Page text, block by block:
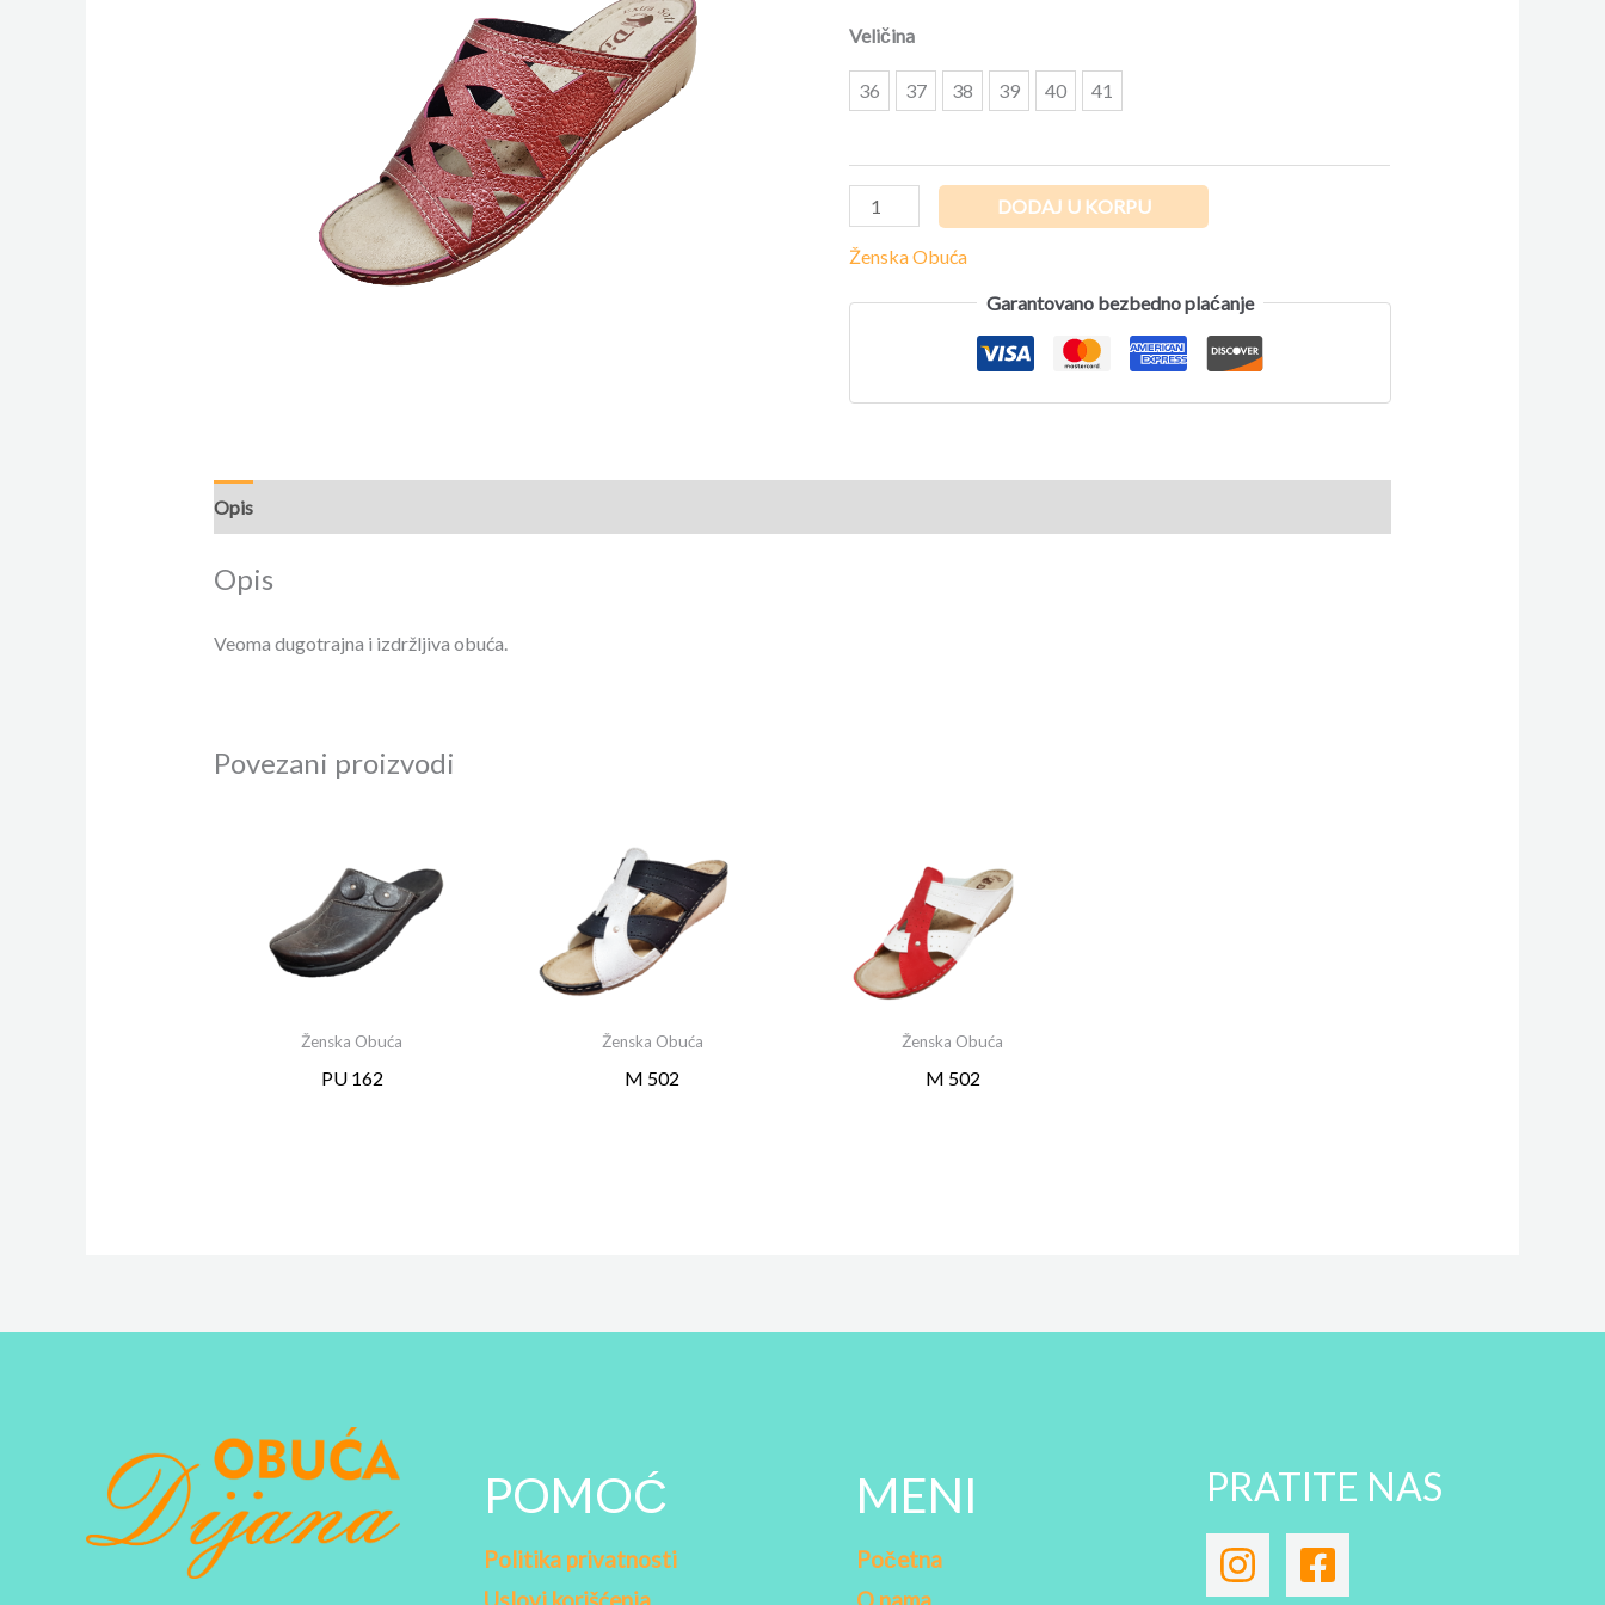
Veličina
36 37 38 39 40 41
DODAJ U KORPU
Ženska Obuća
Garantovano bezbedno plaćanje
Opis
Opis
Veoma dugotrajna i izdržljiva obuća.
Povezani proizvodi
Ženska Obuća
PU 162
Ženska Obuća
M 502
Ženska Obuća
M 502
POMOĆ
Politika privatnosti
MENI
Početna
PRATITE NAS